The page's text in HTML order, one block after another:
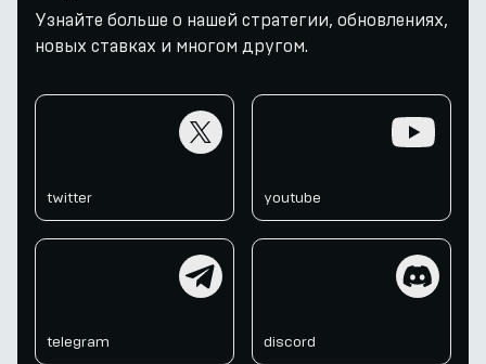
Узнайте больше о нашей стратегии, обновлениях,
новых ставках и многом другом.
twitter youtube
telegram discord